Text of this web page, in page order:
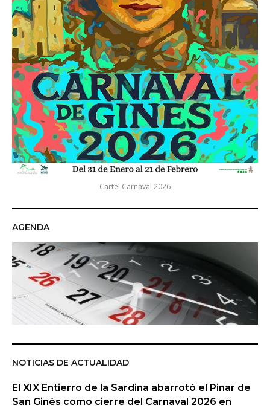
Cartel Carnaval 2026
AGENDA
NOTICIAS DE ACTUALIDAD
El XIX Entierro de la Sardina abarrotó el Pinar de
San Ginés como cierre del Carnaval 2026 en